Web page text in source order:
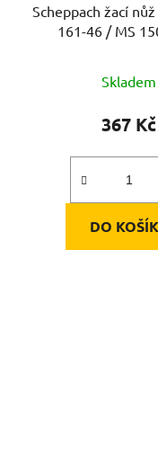
Scheppach žací
161-46 / MS
Skladem
367 Kč
DO